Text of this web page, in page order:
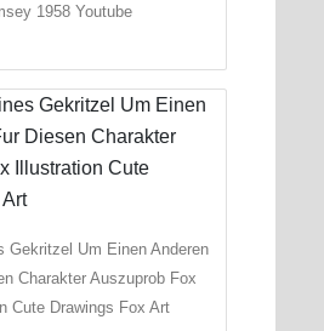
1958 Youtube
Gekritzel Um Einen Anderen
Charakter Auszuprob Fox
Cute Drawings Fox Art